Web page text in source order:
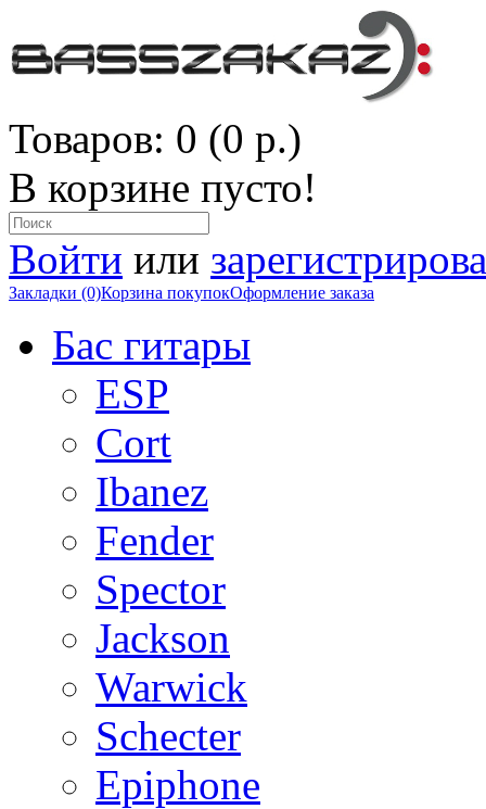
Товаров: 0 (0 р.)
В корзине пусто!
Войти или
Закладки (0)Корзина покупокОформление заказа
Бас гитары
ESP
Cort
Ibanez
Fender
Spector
Jackson
Warwick
Schecter
Epiphone